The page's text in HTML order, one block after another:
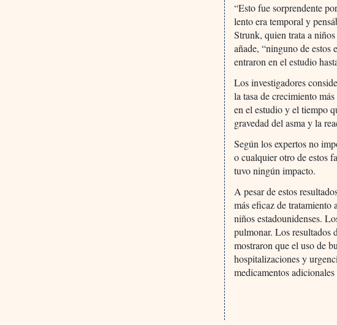
“Esto fue sorprendente
lento era temporal y
Strunk, quien trata a
añade, “ninguno de estos
entraron en el estudio
Los investigadores
la tasa de crecimiento
en el estudio y el tiempo
gravedad del asma y la
Según los expertos no
o cualquier otro de estos
tuvo ningún impacto.
A pesar de estos
más eficaz de tratamiento
niños estadounidenses.
pulmonar. Los resultados
mostraron que el uso de
hospitalizaciones y
medicamentos